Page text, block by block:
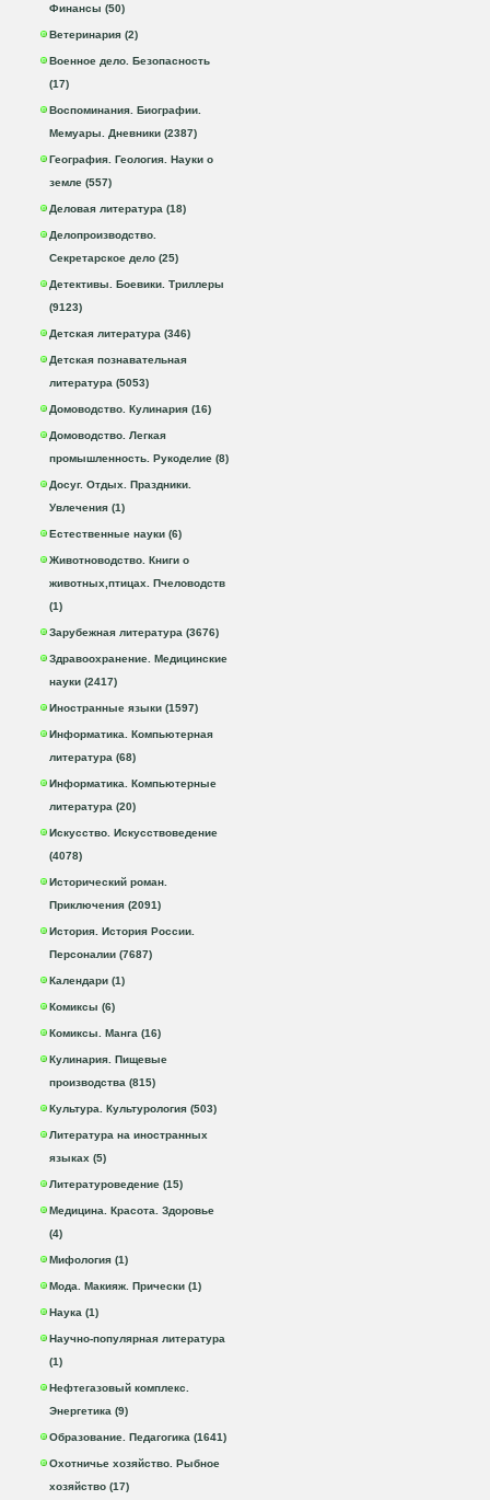
Финансы (50)
Ветеринария (2)
Военное дело. Безопасность
(17)
Воспоминания. Биографии.
Мемуары. Дневники (2387)
География. Геология. Науки о
земле (557)
Деловая литература (18)
Делопроизводство.
Секретарское дело (25)
Детективы. Боевики. Триллеры
(9123)
Детская литература (346)
Детская познавательная
литература (5053)
Домоводство. Кулинария (16)
Домоводство. Легкая
промышленность. Рукоделие (8)
Досуг. Отдых. Праздники.
Увлечения (1)
Естественные науки (6)
Животноводство. Книги о
животных,птицах. Пчеловодств
(1)
Зарубежная литература (3676)
Здравоохранение. Медицинские
науки (2417)
Иностранные языки (1597)
Информатика. Компьютерная
литература (68)
Информатика. Компьютерные
литература (20)
Искусство. Искусствоведение
(4078)
Исторический роман.
Приключения (2091)
История. История России.
Персоналии (7687)
Календари (1)
Комиксы (6)
Комиксы. Манга (16)
Кулинария. Пищевые
производства (815)
Культура. Культурология (503)
Литература на иностранных
языках (5)
Литературоведение (15)
Медицина. Красота. Здоровье
(4)
Мифология (1)
Мода. Макияж. Прически (1)
Наука (1)
Научно-популярная литература
(1)
Нефтегазовый комплекс.
Энергетика (9)
Образование. Педагогика (1641)
Охотничье хозяйство. Рыбное
хозяйство (17)